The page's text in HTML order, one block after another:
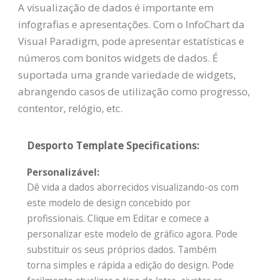
A visualização de dados é importante em
infografias e apresentações. Com o InfoChart da
Visual Paradigm, pode apresentar estatísticas e
números com bonitos widgets de dados. É
suportada uma grande variedade de widgets,
abrangendo casos de utilização como progresso,
contentor, relógio, etc.
Desporto Template Specifications:
Personalizável:
Dê vida a dados aborrecidos visualizando-os com
este modelo de design concebido por
profissionais. Clique em Editar e comece a
personalizar este modelo de gráfico agora. Pode
substituir os seus próprios dados. Também
torna simples e rápida a edição do design. Pode